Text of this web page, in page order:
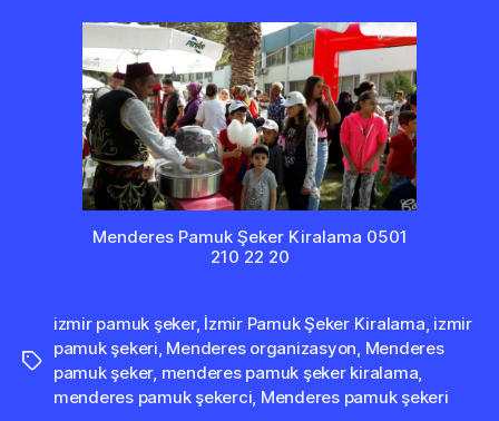
Menderes Pamuk Şeker Kiralama 0501
210 22 20
Etiketler
izmir pamuk şeker, İzmir Pamuk Şeker Kiralama izmir
pamuk şekeri Menderes organizasyon Menderes
pamuk şeker, menderes pamuk şeker kiralama
menderes pamuk şekerci Menderes pamuk şekeri